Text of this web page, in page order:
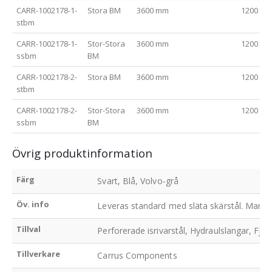
CARR-1002178-1-
stbm
Stora BM 3600 mm 1200
CARR-1002178-1-
ssbm
Stor-Stora
BM
3600 mm 1200
CARR-1002178-2-
stbm
Stora BM 3600 mm 1200
CARR-1002178-2-
ssbm
Stor-Stora
BM
3600 mm 1200
Övrig produktinformation
Färg Svart, Blå, Volvo-grå
Öv. info Leveras standard med släta skärstål.
Tillval Perforerade isrivarstål, Hydraulslangar,
Tillverkare Carrus Components